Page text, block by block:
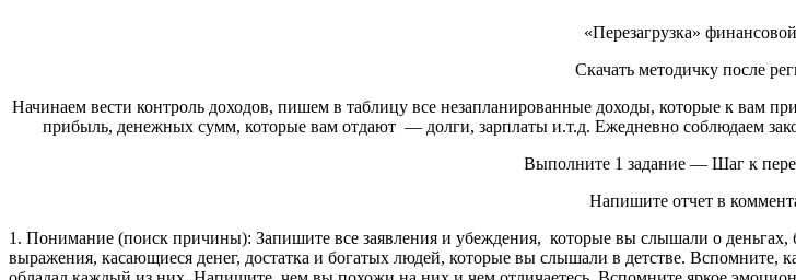
«Перезагрузка»
Скачать методичку после
Начинаем вести контроль доходов, пишем в таблицу все незапланированные доходы, которые к вам
прибыль, денежных сумм, которые вам отдают — долги, зарплаты и.т.д. Ежедневно соблюдаем
Выполните 1 задание — Шаг к
Напишите отчет в
1. Понимание (поиск причины): Запишите все заявления и убеждения, которые вы слышали о
выражения, касающиеся денег, достатка и богатых людей, которые вы слышали в детстве.